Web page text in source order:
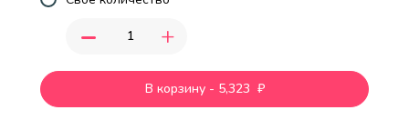
- +
В корзину - 5,323 ₽